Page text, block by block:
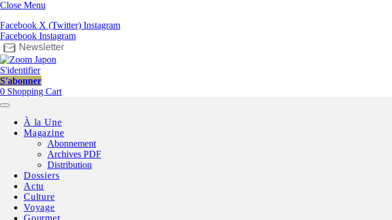
Close Menu
Facebook X (Twitter) Instagram
Facebook Instagram
Newsletter
S'identifier
S'abonner
0 Shopping Cart
À la Une
Magazine
Abonnement
Archives PDF
Distribution
Dossiers
Actu
Culture
Voyage
Gourmet